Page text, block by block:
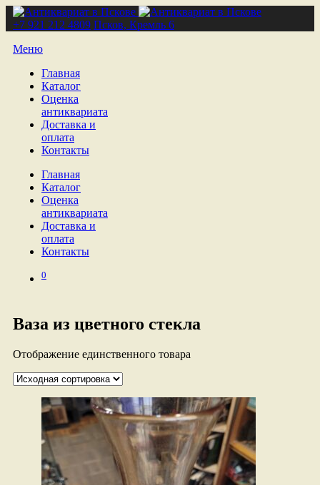
+7 921 212 4809 Псков, Кремль 6
Меню
Главная
Каталог
Оценка
антиквариата
Доставка и
оплата
Контакты
Главная
Каталог
Оценка
антиквариата
Доставка и
оплата
Контакты
0
Ваза из цветного стекла
Отображение единственного товара